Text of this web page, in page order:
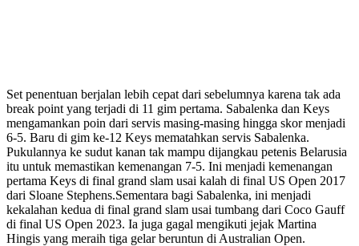
Set penentuan berjalan lebih cepat dari sebelumnya karena tak ada
break point yang terjadi di 11 gim pertama. Sabalenka dan Keys
mengamankan poin dari servis masing-masing hingga skor menjadi
6-5. Baru di gim ke-12 Keys mematahkan servis Sabalenka.
Pukulannya ke sudut kanan tak mampu dijangkau petenis Belarusia
itu untuk memastikan kemenangan 7-5. Ini menjadi kemenangan
pertama Keys di final grand slam usai kalah di final US Open 2017
dari Sloane Stephens.Sementara bagi Sabalenka, ini menjadi
kekalahan kedua di final grand slam usai tumbang dari Coco Gauff
di final US Open 2023. Ia juga gagal mengikuti jejak Martina
Hingis yang meraih tiga gelar beruntun di Australian Open.